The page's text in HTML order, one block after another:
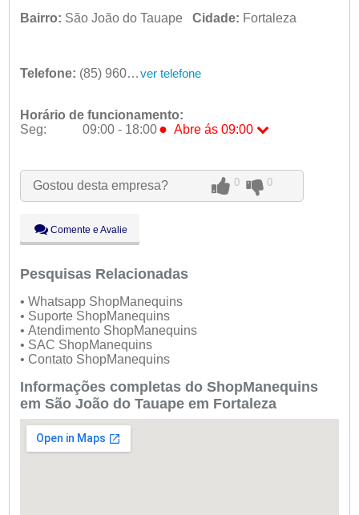
Bairro: São João do Tauape Cidade: Fortaleza
Telefone: (85) 9601-9131 ver telefone
Horário de funcionamento:
Seg:
09:00 - 18:00 ● Abre ás 09:00
Qua:
09:00 - 18:00
Qui:
09:00 - 18:00
Sáb:
Dom:
Fechado
Gostou desta empresa? 0 0
Comente e Avalie
Pesquisas Relacionadas
• Whatsapp ShopManequins
• Suporte ShopManequins
• Atendimento ShopManequins
• SAC ShopManequins
• Contato ShopManequins
Informações completas do ShopManequins
em São João do Tauape em Fortaleza